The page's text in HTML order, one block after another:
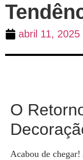
abril 11, 2025
O
Acabou de